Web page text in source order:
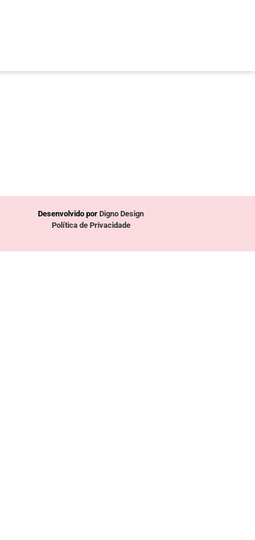
Desenvolvido por Digno Design
Política de Privacidade